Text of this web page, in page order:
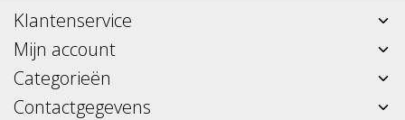
Klantenservice
Mijn account
Categorieën
Contactgegevens